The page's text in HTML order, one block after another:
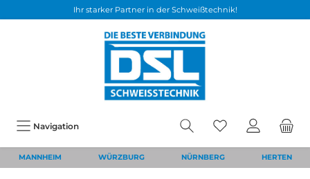
Ihr starker Partner in der Schweißtechnik!
Navigation
MANNHEIM WÜRZBURG NÜRNBERG HERTEN